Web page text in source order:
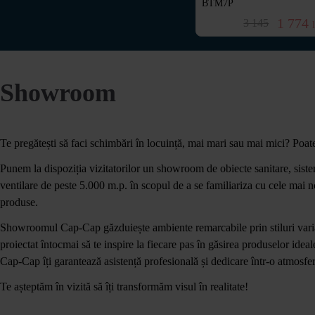
BTM7P
3 145 1 774
Showroom
Te pregătești să faci schimbări în locuință, mai mari sau mai mici?
Punem la dispoziția vizitatorilor un showroom de obiecte sanitare,
ventilare de peste 5.000 m.p. în scopul de a se familiariza cu cele mai
produse.
Showroomul Cap-Cap găzduiește ambiente remarcabile prin stiluri
proiectat întocmai să te inspire la fiecare pas în găsirea produselor
Cap-Cap îți garantează asistență profesională și dedicare într-o
Te așteptăm în vizită să îți transformăm visul în realitate!